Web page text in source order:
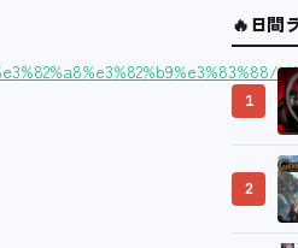
🔥日間
1
2